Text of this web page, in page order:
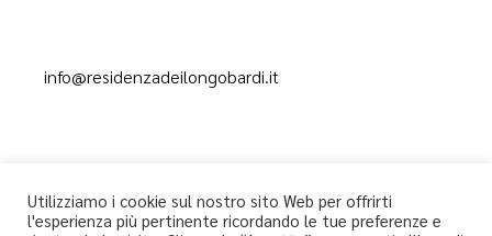
info@residenzadeilongobardi.it
Utilizziamo i cookie sul nostro sito Web per offrirti
l'esperienza più pertinente ricordando le tue preferenze e